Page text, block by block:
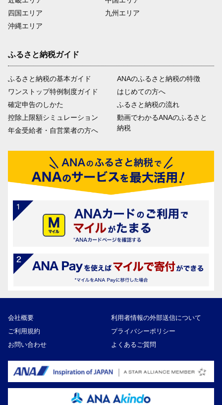
四国エリア
沖縄エリア
九州エリア
ふるさと納税ガイド
ふるさと納税の基本ガイド
ワンストップ特例制度ガイド
確定申告のしかた
控除上限額シミュレーション
年金受給者・自営業者の方へ
ANAのふるさと納税の特徴
はじめての方へ
ふるさと納税の流れ
動画でわかるANAのふるさと
納税
会社概要
利用者情報の外部送信について
ご利用規約
プライバシーポリシー
お問い合わせ
よくあるご質問